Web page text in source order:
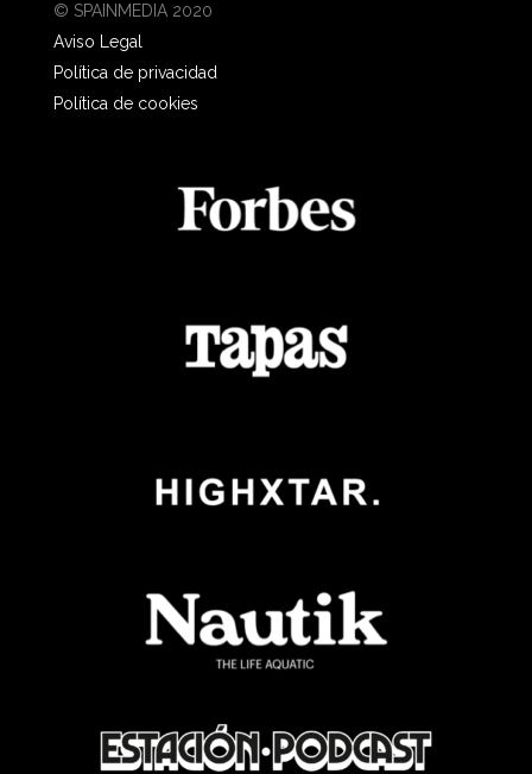
© SPAINMEDIA 2020
Aviso Legal
Política de privacidad
Política de cookies